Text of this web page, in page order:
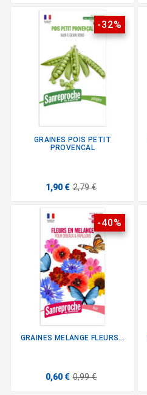
-32%
GRAINES POIS PETIT
PROVENCAL
1,90 € 2,79 €
-40%
GRAINES MELANGE FLEURS...
0,60 € 0,99 €